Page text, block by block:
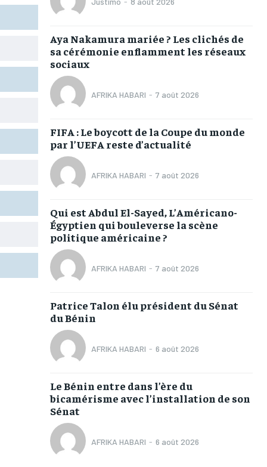
L’INTEGRAL
LOMEBOUGEINFO
NOUVELLE D’AFRIQUE
LEDEFENSEURINFO
ACTU LOMÉ
L’INTEGRAL
LOMEBOUGEINFO
NOUVELLE D’AFRIQUE
LEDEFENSEURINFO
ACTU LOMÉ
L’INTEGRAL
LOMEBOUGEINFO
NOUVELLE D’AFRIQUE
LEDEFENSEURINFO
ACTU LOMÉ
L’INTEGRAL
LOMEBOUGEINFO
NOUVELLE D’AFRIQUE
LEDEFENSEURINFO
ACTU LOMÉ
Aya Nakamura mariée ? Les clichés de
sa cérémonie enflamment les réseaux
sociaux
AFRIKA HABARI - 7 août 2026
FIFA : Le boycott de la Coupe du monde
par l’UEFA reste d’actualité
AFRIKA HABARI - 7 août 2026
Qui est Abdul El-Sayed, L’Américano-
Égyptien qui bouleverse la scène
politique américaine ?
AFRIKA HABARI - 7 août 2026
Patrice Talon élu président du Sénat
du Bénin
AFRIKA HABARI - 6 août 2026
Le Bénin entre dans l’ère du
bicamérisme avec l’installation de son
Sénat
AFRIKA HABARI - 6 août 2026